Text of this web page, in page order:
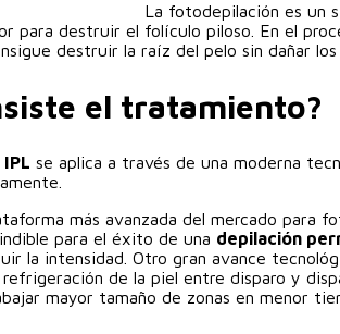
La fotodepilación es un
para destruir el folículo piloso. En el
destruir la raíz del pelo sin dañar
el tratamiento?
se aplica a través de una moderna
más avanzada del mercado para
para el éxito de una depilación
la intensidad. Otro gran avance
de la piel entre disparo y
mayor tamaño de zonas en menor